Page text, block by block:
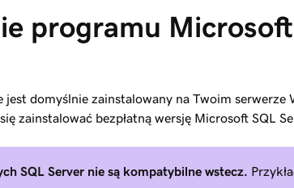
programu Microsoft
jest domyślnie zainstalowany na Twoim serwerze
zainstalować bezpłatną wersję Microsoft SQL
SQL Server nie są kompatybilne wstecz.